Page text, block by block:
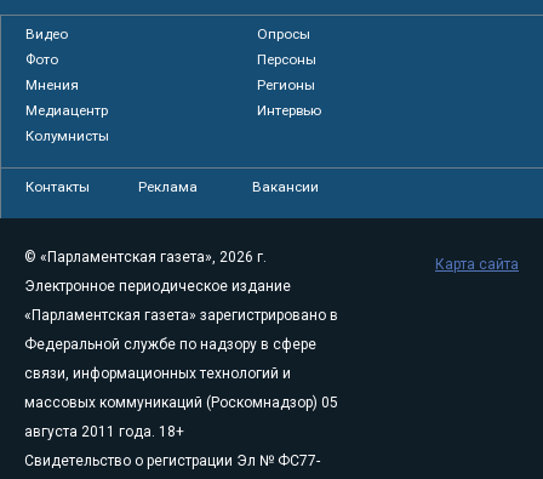
Видео
Опросы
Фото
Персоны
Мнения
Регионы
Медиацентр
Интервью
Колумнисты
Контакты Реклама Вакансии
© «Парламентская газета», 2026 г.
Электронное периодическое издание
«Парламентская газета» зарегистрировано в
Федеральной службе по надзору в сфере
связи, информационных технологий и
массовых коммуникаций (Роскомнадзор) 05
августа 2011 года. 18+
Свидетельство о регистрации Эл № ФС77-
Карта сайта